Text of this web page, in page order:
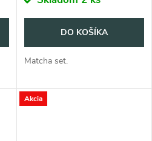
DO KOŠÍKA
Matcha set.
Akcia